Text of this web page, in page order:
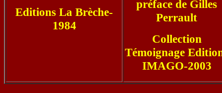
Editions La Brèche-
1984
préface de Gilles
Perrault
Collection
Témoignage
IMAGO-2003